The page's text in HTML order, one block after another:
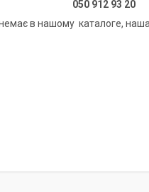
050 912 93 20
в нашому каталоге,